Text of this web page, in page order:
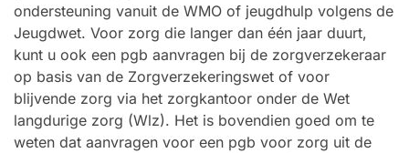
ondersteuning vanuit de WMO of jeugdhulp volgens de
Jeugdwet. Voor zorg die langer dan één jaar duurt,
kunt u ook een pgb aanvragen bij de zorgverzekeraar
op basis van de Zorgverzekeringswet of voor
blijvende zorg via het zorgkantoor onder de Wet
langdurige zorg (Wlz). Het is bovendien goed om te
weten dat aanvragen voor een pgb voor zorg uit de